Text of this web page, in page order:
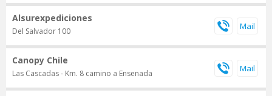
Alsurexpediciones
Del Salvador 100
Canopy Chile
Las Cascadas - Km. 8 camino a Ensenada